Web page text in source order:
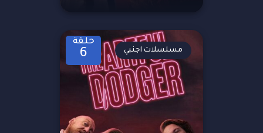
حلقة
6 مسلسلات اجنبي